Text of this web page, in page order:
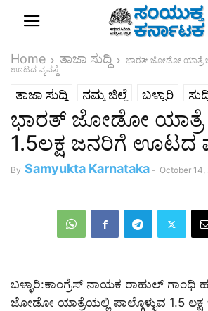
Home ತಾಜಾ ಸುದ್ದಿ
ಭಾರತ್ ಜೋಡೋ ಯಾತ್ರೆ
ಊಟದ ವ್ಯವಸ್ಥೆ
ತಾಜಾ ಸುದ್ದಿ ನಮ್ಮ ಜಿಲ್ಲೆ ಬಳ್ಳಾರಿ
ಭಾರತ್ ಜೋಡೋ ಯಾತ್ರೆ
1.5ಲಕ್ಷ ಜನರಿಗೆ ಊಟದ
By Samyukta Karnataka - October 14,
ಬಳ್ಳಾರಿ:ಕಾಂಗ್ರೆಸ್ ನಾಯಕ ರಾಹುಲ್ ಗಾಂಧಿ
ಜೋಡೋ ಯಾತ್ರೆಯಲ್ಲಿ ಪಾಲ್ಗೊಳ್ಳುವ 1.5